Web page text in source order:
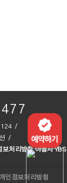
보처리방침 야놀자 YBS
개인정보처리방침